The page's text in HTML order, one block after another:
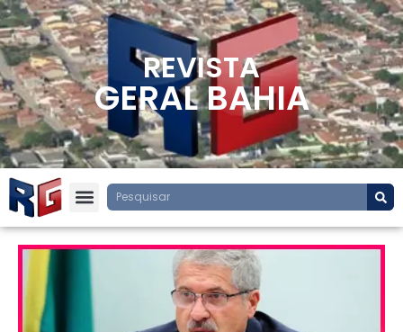
REVISTA
GERAL BAHIA